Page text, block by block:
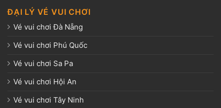
ĐẠI LÝ VÉ VUI CHƠI
Vé vui chơi Đà Nẵng
Vé vui chơi Phú Quốc
Vé vui chơi Sa Pa
Vé vui chơi Hội An
Vé vui chơi Tây Ninh